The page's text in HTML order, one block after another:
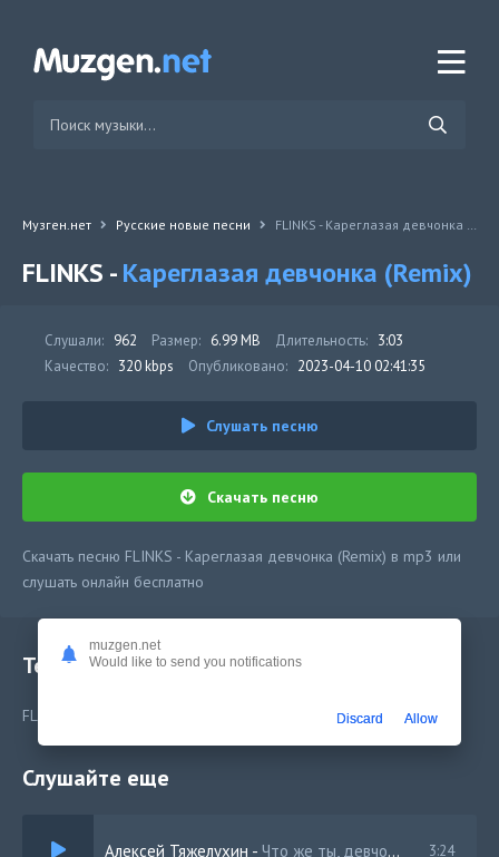
Музген.нет Русские новые песни FLINKS - Кареглазая девчонка (Remix)
FLINKS -Кареглазая девчонка (Remix)
Слушали: 962 Размер: 6.99 MB Длительность: 3:03
Качество: 320 kbps Опубликовано: 2023-04-10 02:41:35
Слушать песню
Скачать песню
Скачать песню FLINKS - Кареглазая девчонка (Remix) в mp3 или
слушать онлайн бесплатно
Текст песни
FLINKS - Кареглазая девчонка (Remix)
Слушайте еще
Алексей Тяжелухин - Что же ты, девчонка 3:24
muzgen.net
Would like to send you notifications
Discard Allow